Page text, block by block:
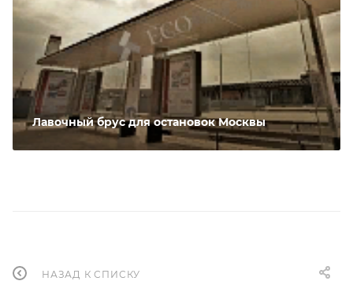
Лавочный брус для остановок Москвы
НАЗАД К СПИСКУ